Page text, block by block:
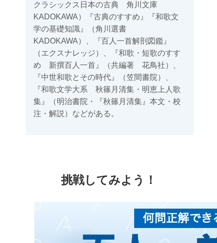
クラシックス日本の古典 角川文庫
KADOKAWA）『古典のすすめ』『和歌文
学の基礎知識』（角川選書
KADOKAWA）、『百人一首解剖図鑑』
（エクスナレッジ）、『和歌・短歌のすす
め 新撰百人一首』（共編著 花鳥社）、
『中世和歌とその時代』（笠間書院）、
『和歌文学大系 秋篠月清集・明恵上人歌
集』（明治書院・『秋篠月清集』本文・校
注・解説）などがある。
挑戦してみよう！